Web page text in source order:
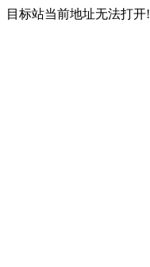
目标站当前地址无法打开!